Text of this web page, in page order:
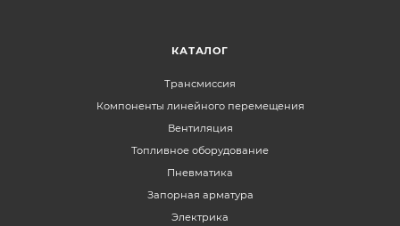
КАТАЛОГ
Трансмиссия
Компоненты линейного перемещения
Вентиляция
Топливное оборудование
Пневматика
Запорная арматура
Электрика